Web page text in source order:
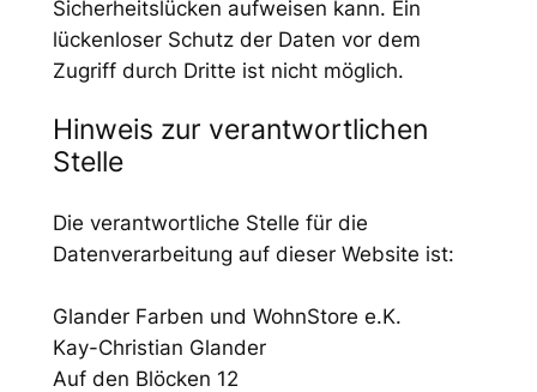
Sicherheitslücken aufweisen kann. Ein
lückenloser Schutz der Daten vor dem
Zugriff durch Dritte ist nicht möglich.
Hinweis zur verantwortlichen
Stelle
Die verantwortliche Stelle für die
Datenverarbeitung auf dieser Website ist:
Glander Farben und WohnStore e.K.
Kay-Christian Glander
Auf den Blöcken 12